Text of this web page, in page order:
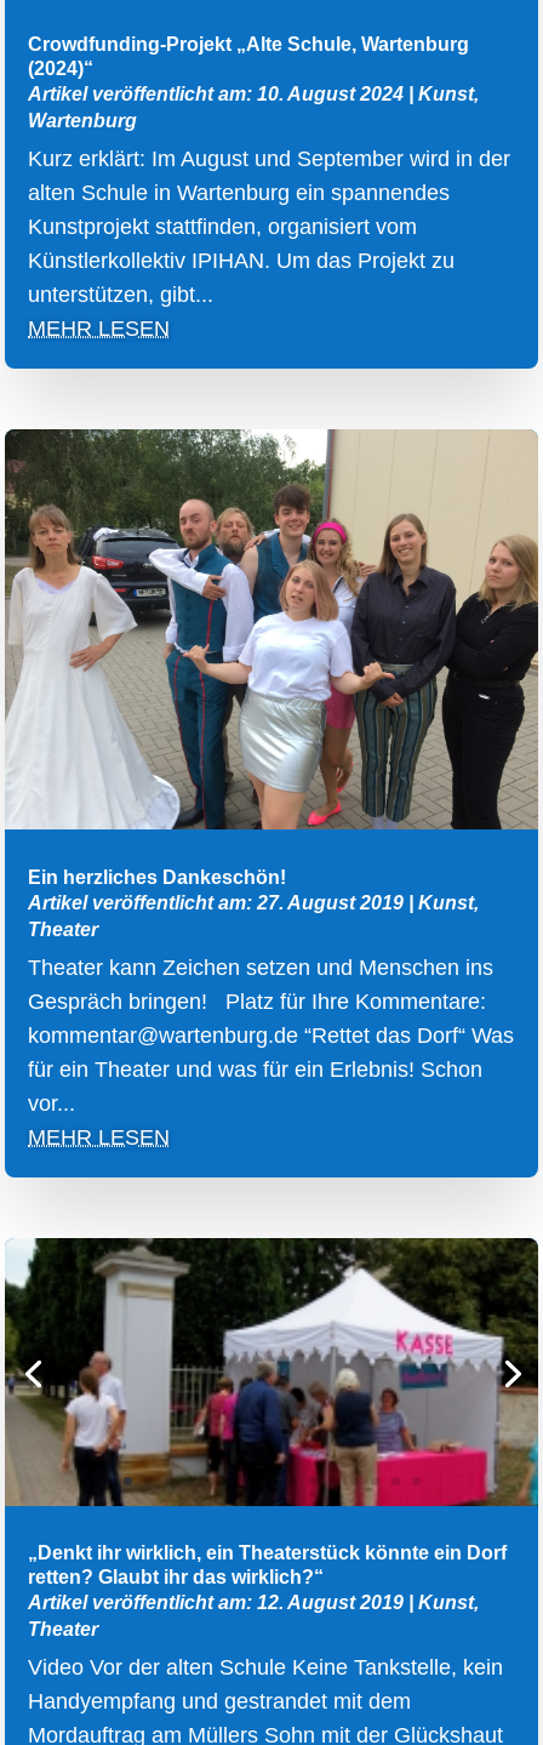
Crowdfunding-Projekt „Alte Schule, Wartenburg
(2024)“
Artikel veröffentlicht am: 10. August 2024 |Kunst,
Wartenburg
Kurz erklärt: Im August und September wird in der
alten Schule in Wartenburg ein spannendes
Kunstprojekt stattfinden, organisiert vom
Künstlerkollektiv IPIHAN. Um das Projekt zu
unterstützen, gibt...
MEHR LESEN
Ein herzliches Dankeschön!
Artikel veröffentlicht am: 27. August 2019 |Kunst,
Theater
Theater kann Zeichen setzen und Menschen ins
Gespräch bringen! Platz für Ihre Kommentare:
kommentar@wartenburg.de “Rettet das Dorf“ Was
für ein Theater und was für ein Erlebnis! Schon
vor...
MEHR LESEN
„Denkt ihr wirklich, ein Theaterstück könnte ein Dorf
retten? Glaubt ihr das wirklich?“
Artikel veröffentlicht am: 12. August 2019 |Kunst,
Theater
Video Vor der alten Schule Keine Tankstelle, kein
Handyempfang und gestrandet mit dem
Mordauftrag am Müllers Sohn mit der Glückshaut